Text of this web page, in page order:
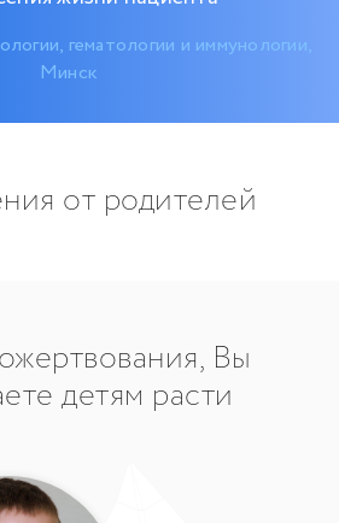
гематологии и иммунологии,
Минск
от родителей
Вы
детям расти